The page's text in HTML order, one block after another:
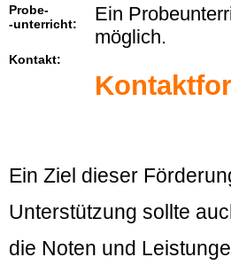
Probe-
-unterricht:
Ein
möglich.
Kontakt:
Ein Ziel dieser
Unterstützung sollte
die Noten und